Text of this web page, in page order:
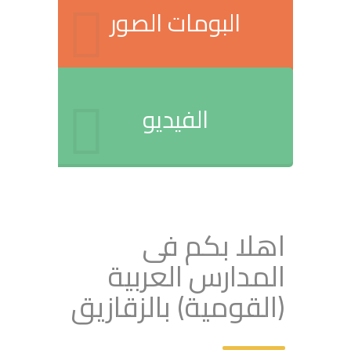
البومات الصور
الفيديو
اهلا بكم فى
المدارس العربية
(القومية) بالزقازيق